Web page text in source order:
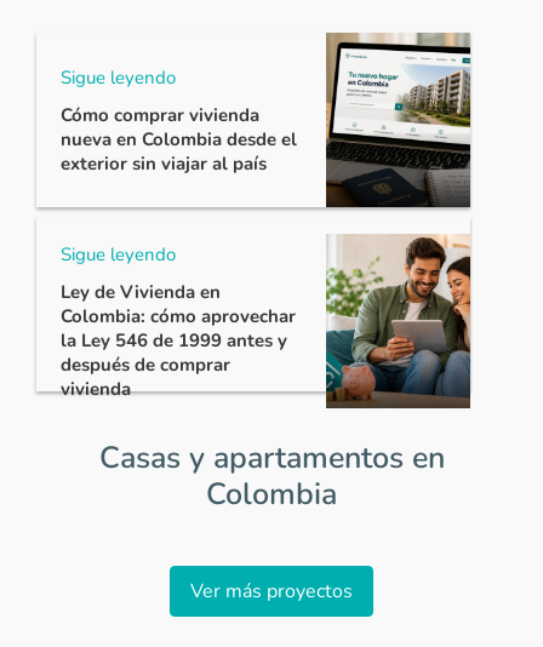
Sigue leyendo
Cómo comprar vivienda
nueva en Colombia desde el
exterior sin viajar al país
Sigue leyendo
Ley de Vivienda en
Colombia: cómo aprovechar
la Ley 546 de 1999 antes y
después de comprar
vivienda
Casas y apartamentos en
Colombia
Ver más proyectos